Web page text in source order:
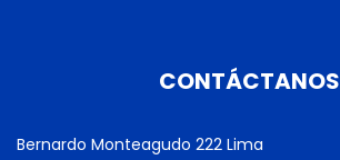
CONTÁCTANOS
Bernardo Monteagudo 222 Lima